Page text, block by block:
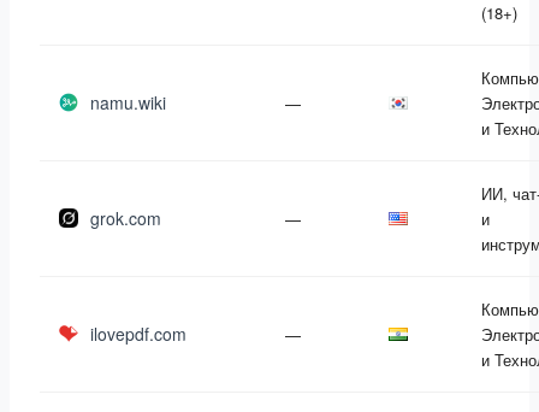
(18+)
namu.wiki —
и
grok.com —
ИИ,
и
ilovepdf.com —
и